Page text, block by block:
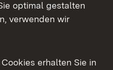
optimal gestalten
verwenden wir
erhalten Sie in